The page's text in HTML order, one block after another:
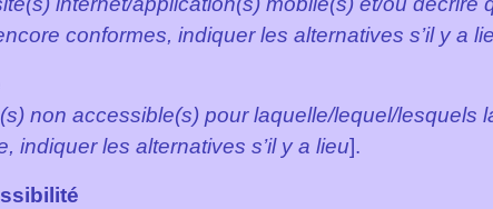
conformes, indiquer les alternatives s’il y a
non accessible(s) pour laquelle/lequel/lesquels
indiquer les alternatives s’il y a lieu].